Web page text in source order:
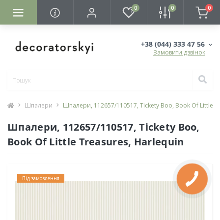
0 0 0
+38 (044) 333 47 56
Замовити дзвінок
Шпалери Шпалери, 112657/110517, Tickety Boo, Book Of Little
Шпалери, 112657/110517, Tickety Boo,
Book Of Little Treasures, Harlequin
Під замовлення